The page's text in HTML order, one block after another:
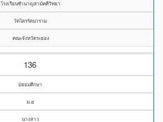
โรงเรียนชำนาญสามัคคีวิทยา
วัดไตรรัตนาราม
คณะจังหวัดระยอง
136
มัธยมศึกษา
ม.๔
นางสาว